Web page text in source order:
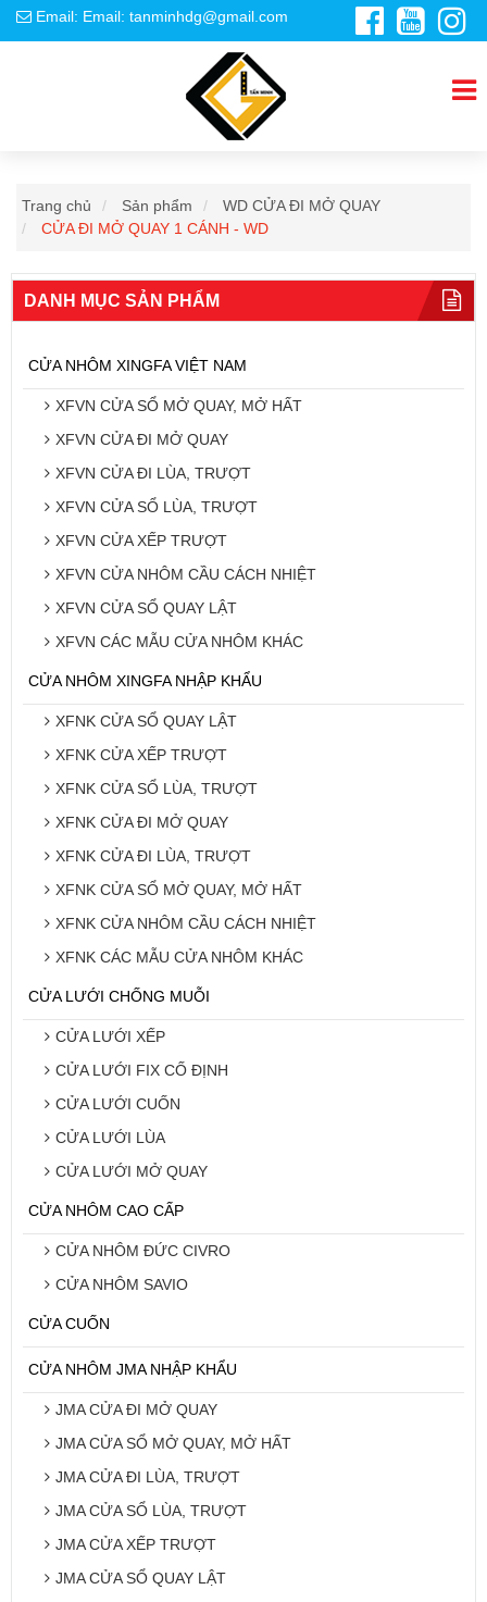
Email: Email: tanminhdg@gmail.com
Trang chủ Sản phẩm
WD CỬA ĐI MỞ QUAY
CỬA ĐI MỞ QUAY 1 CÁNH - WD
DANH MỤC SẢN PHẨM
CỬA NHÔM XINGFA VIỆT NAM
XFVN CỬA SỔ MỞ QUAY, MỞ HẤT
XFVN CỬA ĐI MỞ QUAY
XFVN CỬA ĐI LÙA, TRƯỢT
XFVN CỬA SỔ LÙA, TRƯỢT
XFVN CỬA XẾP TRƯỢT
XFVN CỬA NHÔM CẦU CÁCH NHIỆT
XFVN CỬA SỔ QUAY LẬT
XFVN CÁC MẪU CỬA NHÔM KHÁC
CỬA NHÔM XINGFA NHẬP KHẨU
XFNK CỬA SỔ QUAY LẬT
XFNK CỬA XẾP TRƯỢT
XFNK CỬA SỔ LÙA, TRƯỢT
XFNK CỬA ĐI MỞ QUAY
XFNK CỬA ĐI LÙA, TRƯỢT
XFNK CỬA SỔ MỞ QUAY, MỞ HẤT
XFNK CỬA NHÔM CẦU CÁCH NHIỆT
XFNK CÁC MẪU CỬA NHÔM KHÁC
CỬA LƯỚI CHỐNG MUỖI
CỬA LƯỚI XẾP
CỬA LƯỚI FIX CỐ ĐỊNH
CỬA LƯỚI CUỐN
CỬA LƯỚI LÙA
CỬA LƯỚI MỞ QUAY
CỬA NHÔM CAO CẤP
CỬA NHÔM ĐỨC CIVRO
CỬA NHÔM SAVIO
CỬA CUỐN
CỬA NHÔM JMA NHẬP KHẨU
JMA CỬA ĐI MỞ QUAY
JMA CỬA SỔ MỞ QUAY, MỞ HẤT
JMA CỬA ĐI LÙA, TRƯỢT
JMA CỬA SỔ LÙA, TRƯỢT
JMA CỬA XẾP TRƯỢT
JMA CỬA SỔ QUAY LẬT